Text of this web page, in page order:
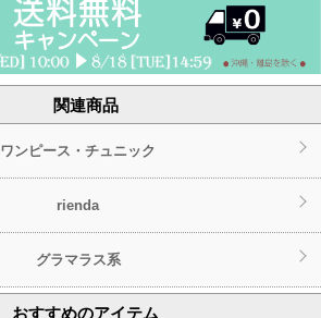
関連商品
ワンピース・チュニック
rienda
グラマラス系
おすすめのアイテム